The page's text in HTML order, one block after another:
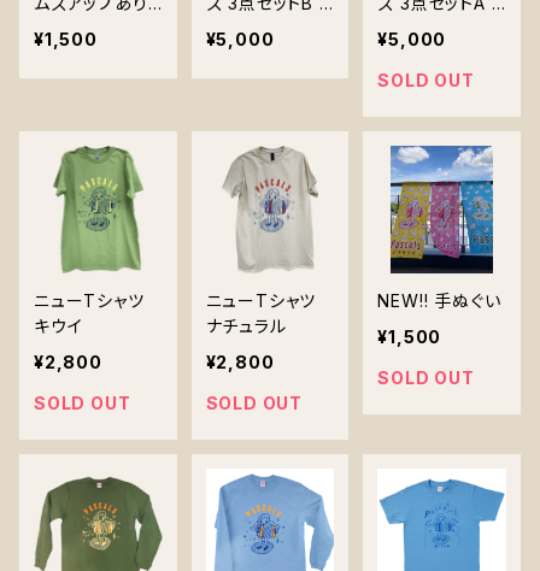
がとうっ！記念手
ぬぐい』2026 7/
21,22
¥1,500
送料無料 『Tシ
ャツ・ ステッカー
・アーティストク
¥5,000
送料無料 『Tシ
ャツ・ ステッカー
・アーティストク
¥5,000
SOLD OUT
ニューTシャツ
キウイ
¥2,800
SOLD OUT
ニューTシャツ
ナチュラル
¥2,800
SOLD OUT
NEW!! 手ぬぐい
¥1,500
SOLD OUT